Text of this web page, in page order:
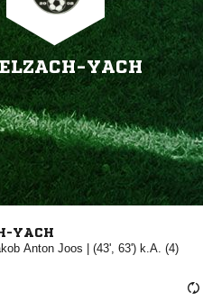
YACH
YACH
 | (43', 63') k.A. (4)